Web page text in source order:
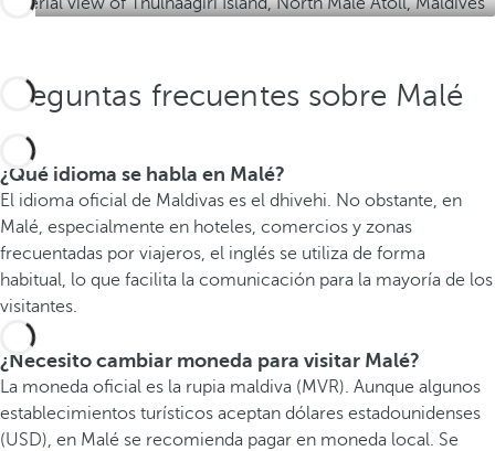
Preguntas frecuentes sobre Malé
¿Qué idioma se habla en Malé?
El idioma oficial de Maldivas es el dhivehi. No obstante, en
Malé, especialmente en hoteles, comercios y zonas
frecuentadas por viajeros, el inglés se utiliza de forma
habitual, lo que facilita la comunicación para la mayoría de los
visitantes.
¿Necesito cambiar moneda para visitar Malé?
La moneda oficial es la rupia maldiva (MVR). Aunque algunos
establecimientos turísticos aceptan dólares estadounidenses
(USD), en Malé se recomienda pagar en moneda local. Se